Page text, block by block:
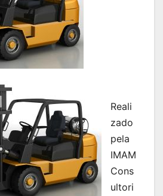
Reali
zado
pela
IMAM
Cons
ultori